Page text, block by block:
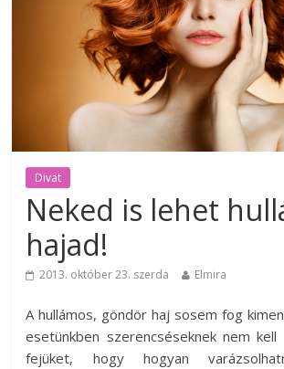
Divat
Neked is lehet
hajad!
2013. október 23. szerda Elmira
A hullámos, göndör haj sosem fog
esetünkben szerencséseknek nem
fejüket, hogy hogyan